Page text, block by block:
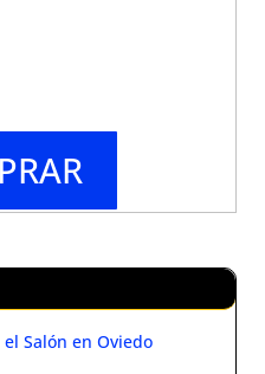
Salón en Oviedo